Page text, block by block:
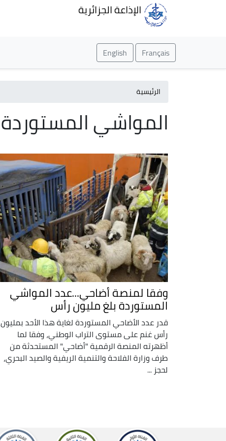
الإذاعة الجزائرية
Français
English
الرئيسية
المواشي المستوردة
وفقا لمنصة أضاحي...عدد المواشي
المستوردة بلغ مليون رأس
قدر عدد الأضاحي المستوردة لغاية هذا الأحد بمليون
رأس غنم على مستوى التراب الوطني، وفقا لما
أظهرته المنصة الرقمية "أضاحي" المستحدثة من
طرف وزارة الفلاحة والتنمية الريفية والصيد البحري،
لحجز ...